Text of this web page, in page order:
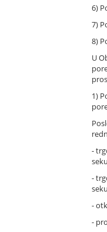
6)
7)
8)
U
1)
-
-
-
-